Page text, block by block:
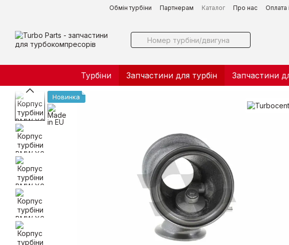
Перейти до основного контентуОбмін турбіни Партнерам Каталог Про нас Оплата
Турбіни Запчастини для турбін Запчастини
Новинка